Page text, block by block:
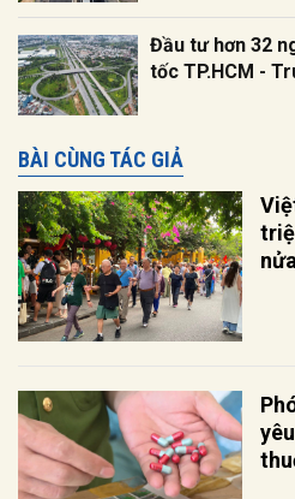
Đầu tư hơn 32
tốc TP.HCM -
BÀI CÙNG TÁC GIẢ